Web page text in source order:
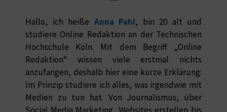
Hallo, ich heiße Anna Pahl, bin 20 alt und
studiere Online Redaktion an der Technischen
Hochschule Köln. Mit dem Begriff „Online
Redaktion“ wissen viele erstmal nichts
anzufangen, deshalb hier eine kurze Erklärung:
Im Prinzip studiere ich alles, was irgendwie mit
Medien zu tun hat. Von Journalismus, über